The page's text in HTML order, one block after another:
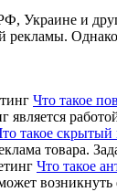
Украине и
рекламы.
Что такое
является
такое скрытый
товара.
Что такое